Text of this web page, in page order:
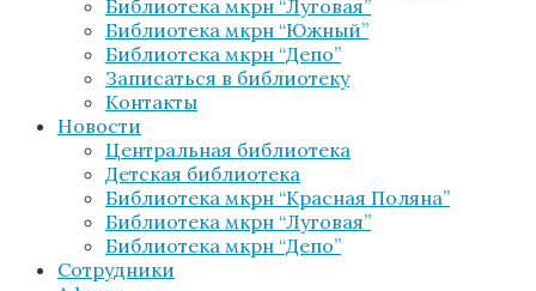
Библиотека мкрн “Луговая”
Библиотека мкрн “Южный”
Библиотека мкрн “Депо”
Записаться в библиотеку
Контакты
Новости
Центральная библиотека
Детская библиотека
Библиотека мкрн “Красная Поляна”
Библиотека мкрн “Луговая”
Библиотека мкрн “Депо”
Сотрудники